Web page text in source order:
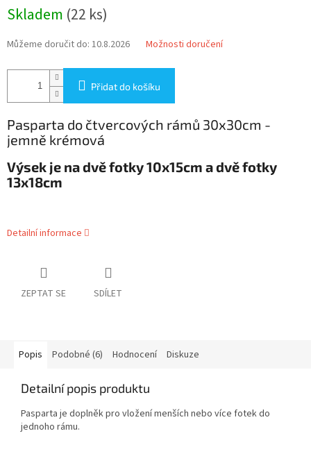
cena:
Skladem (22 ks)
Můžeme doručit do: 10.8.2026 Možnosti doručení
Přidat do košíku
Pasparta do čtvercových rámů 30x30cm -
jemně krémová
Výsek je na dvě fotky 10x15cm a dvě fotky
13x18cm
Detailní informace
ZEPTAT SE SDÍLET
Popis Podobné (6) Hodnocení Diskuze
Detailní popis produktu
Pasparta je doplněk pro vložení menších nebo více fotek do
jednoho rámu.